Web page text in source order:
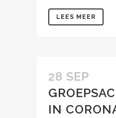
LEES MEER
28 SEP
IN